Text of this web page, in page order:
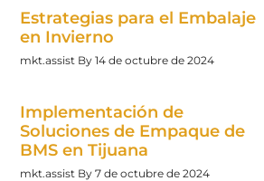
Estrategias para el Embalaje
en Invierno
mkt.assist 14 de octubre de 2024
Implementación de
Soluciones de Empaque de
BMS en Tijuana
mkt.assist 7 de octubre de 2024